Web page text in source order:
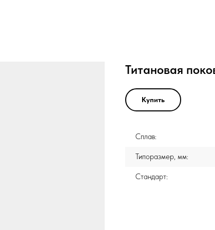
Титановая
Купить
Сплав:
Типоразмер, мм:
Стандарт: